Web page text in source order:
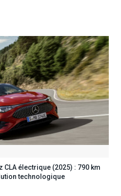
électrique (2025) : 790 km
technologique